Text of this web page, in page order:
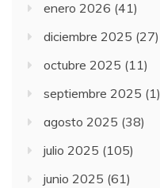
enero 2026 (41)
diciembre 2025 (27)
octubre 2025 (11)
septiembre 2025 (1)
agosto 2025 (38)
julio 2025 (105)
junio 2025 (61)